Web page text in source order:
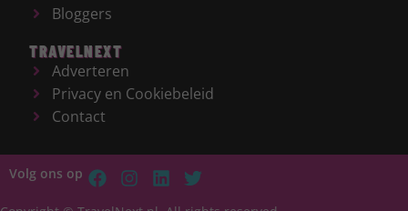
Bloggers
TRAVELNEXT
Adverteren
Privacy en Cookiebeleid
Contact
Volg ons op